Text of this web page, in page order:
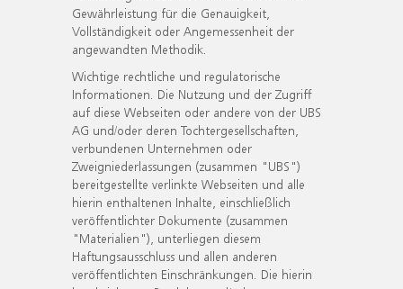
Gewährleistung für die Genauigkeit,
Vollständigkeit oder Angemessenheit der
angewandten Methodik.
Wichtige rechtliche und regulatorische
Informationen. Die Nutzung und der Zugriff
auf diese Webseiten oder andere von der UBS
AG und/oder deren Tochtergesellschaften,
verbundenen Unternehmen oder
Zweigniederlassungen (zusammen "UBS")
bereitgestellte verlinkte Webseiten und alle
hierin enthaltenen Inhalte, einschließlich
veröffentlichter Dokumente (zusammen
"Materialien"), unterliegen diesem
Haftungsausschluss und allen anderen
veröffentlichten Einschränkungen. Die hierin